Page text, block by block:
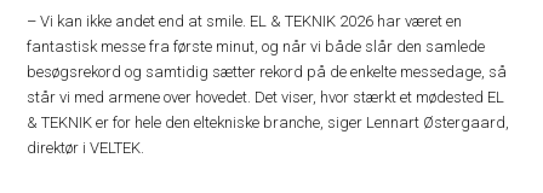
– Vi kan ikke andet end at smile. EL & TEKNIK 2026 har været en
fantastisk messe fra første minut, og når vi både slår den samlede
besøgsrekord og samtidig sætter rekord på de enkelte messedage, så
står vi med armene over hovedet. Det viser, hvor stærkt et mødested EL
& TEKNIK er for hele den eltekniske branche, siger Lennart Østergaard,
direktør i VELTEK.